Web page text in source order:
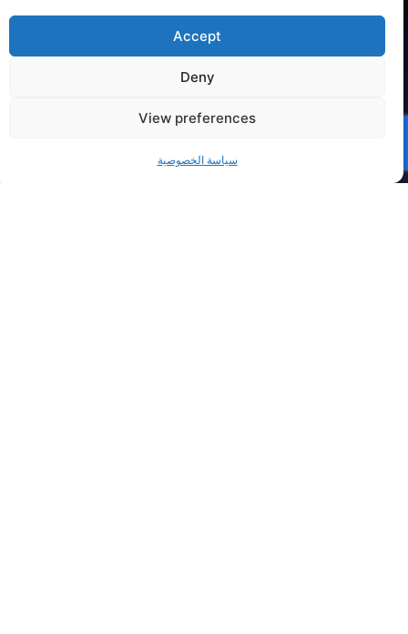
Accept
Deny
View preferences
سياسة الخصوصية
عدسة
القيادة
القيادة والتطور الوظيفي
تشكل مستقبل العمل.